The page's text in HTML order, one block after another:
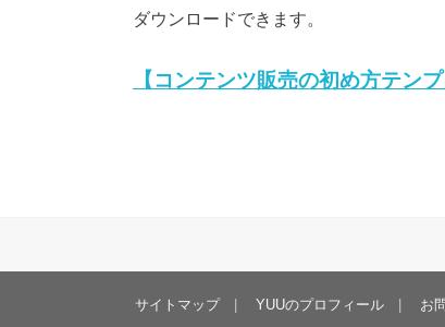
ダウンロードできます。
【コンテンツ販売の初め方テン
サイトマップ YUUのプロフィール お